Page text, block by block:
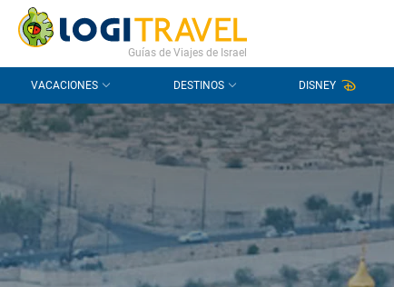
CONTACTO PREGUNTAS FRECUENTES
Guías de Viajes de Israel
VACACIONES DESTINOS DISNEY